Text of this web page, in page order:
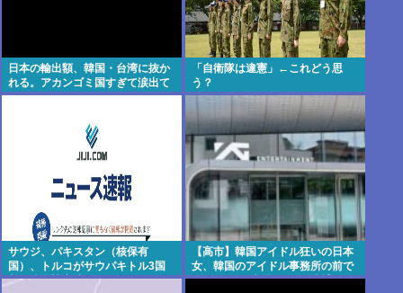
日本の輸出額、韓国・台湾に抜か
れる。アカンゴミ国すぎて涙出て
きた…
「自衛隊は違憲」←これどう思
う？
サウジ、パキスタン（核保有
国）、トルコがサウパキトル3国
相互防衛協定締結
【高市】韓国アイドル狂いの日本
女、韓国のアイドル事務所の前で
ゴルフクラブを振り回し逮捕